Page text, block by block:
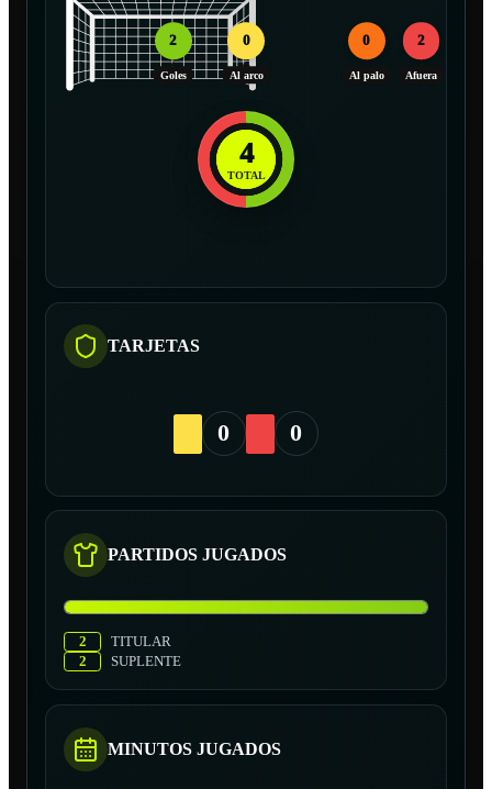
2
Goles
0
Al arco
0
Al palo
2
Afuera
4
TOTAL
TARJETAS
0 0
PARTIDOS JUGADOS
2
TITULAR
2
SUPLENTE
MINUTOS JUGADOS